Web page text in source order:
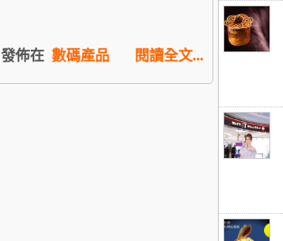
閱讀全文...
發佈在 數碼產品